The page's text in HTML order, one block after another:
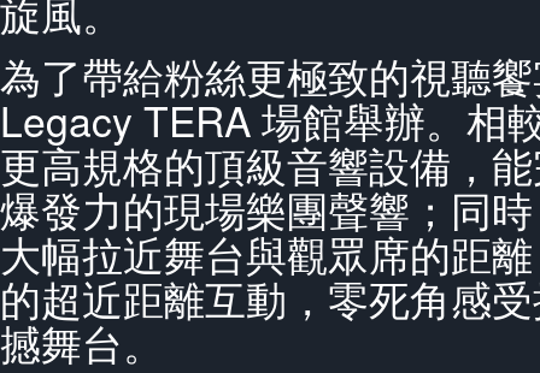
旋風。
為了帶給粉絲更極致的視聽
Legacy TERA 場館舉辦。相
更高規格的頂級音響設備，
爆發力的現場樂團聲響；同
大幅拉近舞台與觀眾席的距
的超近距離互動，零死角感
撼舞台。